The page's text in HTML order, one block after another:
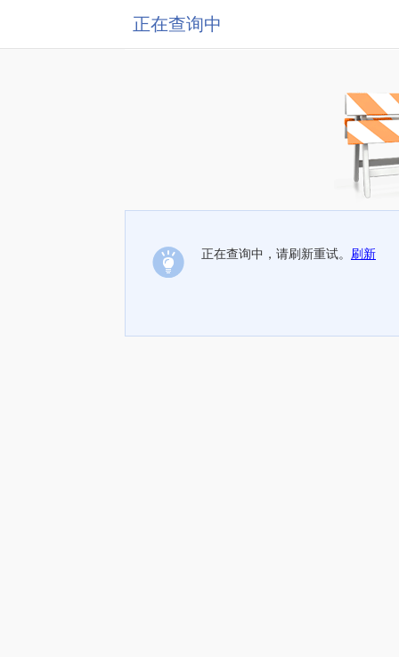
正在查询中
正在查询中，请刷新重试。 刷新